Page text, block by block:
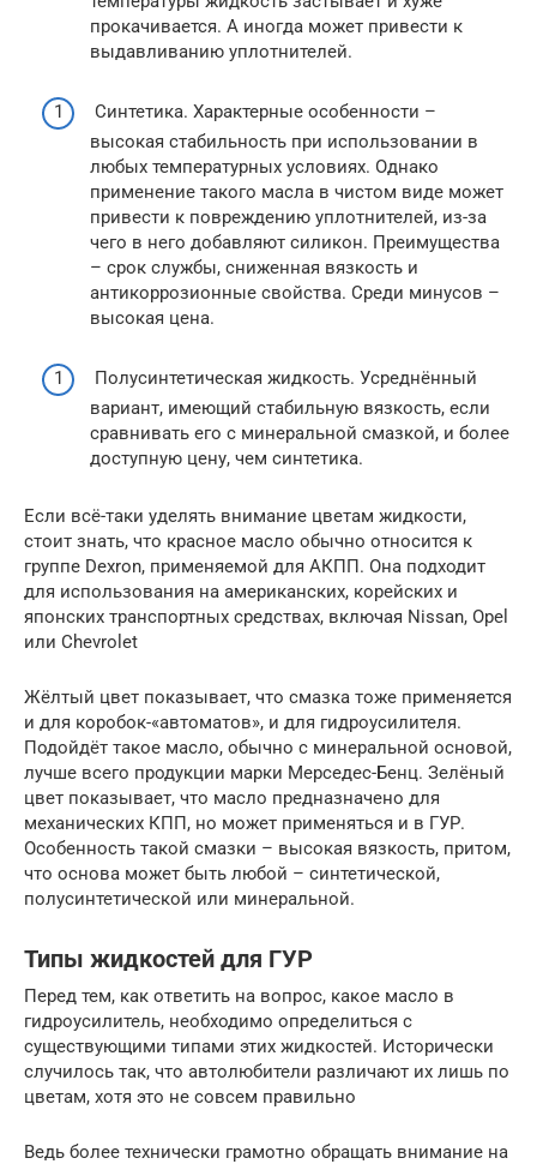
прокачивается. А иногда может привести к
выдавливанию уплотнителей.
Синтетика. Характерные особенности –
высокая стабильность при использовании в
любых температурных условиях. Однако
применение такого масла в чистом виде может
привести к повреждению уплотнителей, из-за
чего в него добавляют силикон. Преимущества
– срок службы, сниженная вязкость и
антикоррозионные свойства. Среди минусов –
высокая цена.
Полусинтетическая жидкость. Усреднённый
вариант, имеющий стабильную вязкость, если
сравнивать его с минеральной смазкой, и более
доступную цену, чем синтетика.
Если всё-таки уделять внимание цветам жидкости,
стоит знать, что красное масло обычно относится к
группе Dexron, применяемой для АКПП. Она подходит
для использования на американских, корейских и
японских транспортных средствах, включая Nissan, Opel
или Chevrolet
Жёлтый цвет показывает, что смазка тоже применяется
и для коробок-«автоматов», и для гидроусилителя.
Подойдёт такое масло, обычно с минеральной основой,
лучше всего продукции марки Мерседес-Бенц. Зелёный
цвет показывает, что масло предназначено для
механических КПП, но может применяться и в ГУР.
Особенность такой смазки – высокая вязкость, притом,
что основа может быть любой – синтетической,
полусинтетической или минеральной.
Типы жидкостей для ГУР
Перед тем, как ответить на вопрос, какое масло в
гидроусилитель, необходимо определиться с
существующими типами этих жидкостей. Исторически
случилось так, что автолюбители различают их лишь по
цветам, хотя это не совсем правильно
Ведь более технически грамотно обращать внимание на